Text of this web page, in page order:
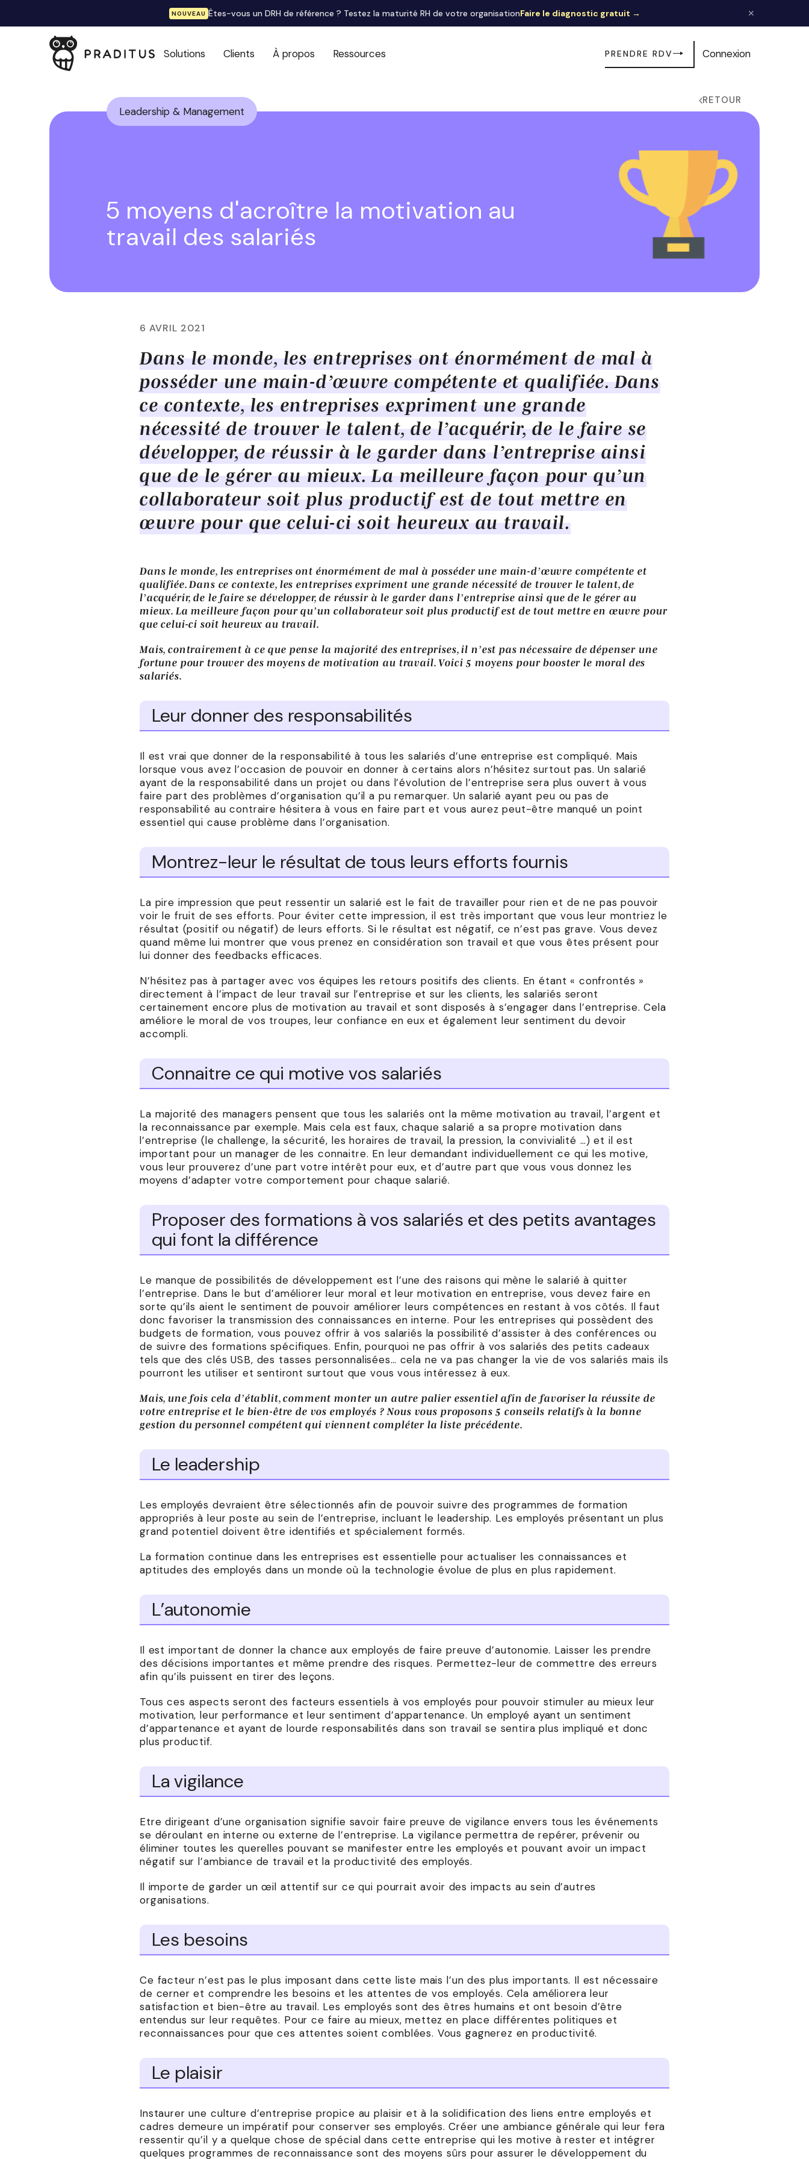
NOUVEAU Êtes-vous un DRH de référence ? Testez la maturité RH de votre organisationFaire le diagnostic gratuit → ✕
Solutions Clients À propos Ressources PRENDRE RDV Connexion
5 moyens d'acroître la motivation au
travail des salariés
Leadership & Management
RETOUR
6 AVRIL 2021
Dans le monde, les entreprises ont énormément de mal à
posséder une main-d’œuvre compétente et qualifiée. Dans
ce contexte, les entreprises expriment une grande
nécessité de trouver le talent, de l’acquérir, de le faire se
développer, de réussir à le garder dans l’entreprise ainsi
que de le gérer au mieux. La meilleure façon pour qu’un
collaborateur soit plus productif est de tout mettre en
œuvre pour que celui-ci soit heureux au travail.
Dans le monde, les entreprises ont énormément de mal à posséder une main-d’œuvre compétente et
qualifiée. Dans ce contexte, les entreprises expriment une grande nécessité de trouver le talent, de
l’acquérir, de le faire se développer, de réussir à le garder dans l’entreprise ainsi que de le gérer au
mieux. La meilleure façon pour qu’un collaborateur soit plus productif est de tout mettre en œuvre pour
que celui-ci soit heureux au travail.
Mais, contrairement à ce que pense la majorité des entreprises, il n’est pas nécessaire de dépenser une
fortune pour trouver des moyens de motivation au travail. Voici 5 moyens pour booster le moral des
salariés.
Leur donner des responsabilités
Il est vrai que donner de la responsabilité à tous les salariés d’une entreprise est compliqué. Mais
lorsque vous avez l’occasion de pouvoir en donner à certains alors n’hésitez surtout pas. Un salarié
ayant de la responsabilité dans un projet ou dans l’évolution de l’entreprise sera plus ouvert à vous
faire part des problèmes d’organisation qu’il a pu remarquer. Un salarié ayant peu ou pas de
responsabilité au contraire hésitera à vous en faire part et vous aurez peut-être manqué un point
essentiel qui cause problème dans l’organisation.
Montrez-leur le résultat de tous leurs efforts fournis
La pire impression que peut ressentir un salarié est le fait de travailler pour rien et de ne pas pouvoir
voir le fruit de ses efforts. Pour éviter cette impression, il est très important que vous leur montriez le
résultat (positif ou négatif) de leurs efforts. Si le résultat est négatif, ce n’est pas grave. Vous devez
quand même lui montrer que vous prenez en considération son travail et que vous êtes présent pour
lui donner des feedbacks efficaces.
N’hésitez pas à partager avec vos équipes les retours positifs des clients. En étant « confrontés »
directement à l’impact de leur travail sur l’entreprise et sur les clients, les salariés seront
certainement encore plus de motivation au travail et sont disposés à s’engager dans l’entreprise. Cela
améliore le moral de vos troupes, leur confiance en eux et également leur sentiment du devoir
accompli.
Connaitre ce qui motive vos salariés
La majorité des managers pensent que tous les salariés ont la même motivation au travail, l’argent et
la reconnaissance par exemple. Mais cela est faux, chaque salarié a sa propre motivation dans
l’entreprise (le challenge, la sécurité, les horaires de travail, la pression, la convivialité …) et il est
important pour un manager de les connaitre. En leur demandant individuellement ce qui les motive,
vous leur prouverez d’une part votre intérêt pour eux, et d’autre part que vous vous donnez les
moyens d’adapter votre comportement pour chaque salarié.
Proposer des formations à vos salariés et des petits avantages
qui font la différence
Le manque de possibilités de développement est l’une des raisons qui mène le salarié à quitter
l’entreprise. Dans le but d’améliorer leur moral et leur motivation en entreprise, vous devez faire en
sorte qu’ils aient le sentiment de pouvoir améliorer leurs compétences en restant à vos côtés. Il faut
donc favoriser la transmission des connaissances en interne. Pour les entreprises qui possèdent des
budgets de formation, vous pouvez offrir à vos salariés la possibilité d’assister à des conférences ou
de suivre des formations spécifiques. Enfin, pourquoi ne pas offrir à vos salariés des petits cadeaux
tels que des clés USB, des tasses personnalisées… cela ne va pas changer la vie de vos salariés mais ils
pourront les utiliser et sentiront surtout que vous vous intéressez à eux.
Mais, une fois cela d’établit, comment monter un autre palier essentiel afin de favoriser la réussite de
votre entreprise et le bien-être de vos employés ? Nous vous proposons 5 conseils relatifs à la bonne
gestion du personnel compétent qui viennent compléter la liste précédente.
Le leadership
Les employés devraient être sélectionnés afin de pouvoir suivre des programmes de formation
appropriés à leur poste au sein de l’entreprise, incluant le leadership. Les employés présentant un plus
grand potentiel doivent être identifiés et spécialement formés.
La formation continue dans les entreprises est essentielle pour actualiser les connaissances et
aptitudes des employés dans un monde où la technologie évolue de plus en plus rapidement.
L’autonomie
Il est important de donner la chance aux employés de faire preuve d’autonomie. Laisser les prendre
des décisions importantes et même prendre des risques. Permettez-leur de commettre des erreurs
afin qu’ils puissent en tirer des leçons.
Tous ces aspects seront des facteurs essentiels à vos employés pour pouvoir stimuler au mieux leur
motivation, leur performance et leur sentiment d’appartenance. Un employé ayant un sentiment
d’appartenance et ayant de lourde responsabilités dans son travail se sentira plus impliqué et donc
plus productif.
La vigilance
Etre dirigeant d’une organisation signifie savoir faire preuve de vigilance envers tous les événements
se déroulant en interne ou externe de l’entreprise. La vigilance permettra de repérer, prévenir ou
éliminer toutes les querelles pouvant se manifester entre les employés et pouvant avoir un impact
négatif sur l’ambiance de travail et la productivité des employés.
Il importe de garder un œil attentif sur ce qui pourrait avoir des impacts au sein d’autres
organisations.
Les besoins
Ce facteur n’est pas le plus imposant dans cette liste mais l’un des plus importants. Il est nécessaire
de cerner et comprendre les besoins et les attentes de vos employés. Cela améliorera leur
satisfaction et bien-être au travail. Les employés sont des êtres humains et ont besoin d’être
entendus sur leur requêtes. Pour ce faire au mieux, mettez en place différentes politiques et
reconnaissances pour que ces attentes soient comblées. Vous gagnerez en productivité.
Le plaisir
Instaurer une culture d’entreprise propice au plaisir et à la solidification des liens entre employés et
cadres demeure un impératif pour conserver ses employés. Créer une ambiance générale qui leur fera
ressentir qu’il y a quelque chose de spécial dans cette entreprise qui les motive à rester et intégrer
quelques programmes de reconnaissance sont des moyens sûrs pour assurer le développement du